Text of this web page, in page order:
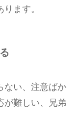
ます。
ない、注意ばか
が難しい、兄弟